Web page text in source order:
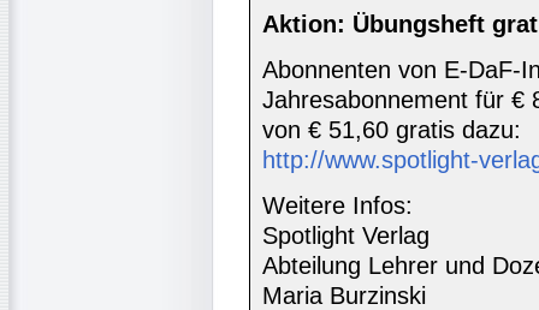
Aktion: Übungsheft
Abonnenten von E-DaF-
Jahresabonnement für €
von € 51,60 gratis dazu:
http://www.spotlight-
Weitere Infos:
Spotlight Verlag
Abteilung Lehrer und
Maria Burzinski